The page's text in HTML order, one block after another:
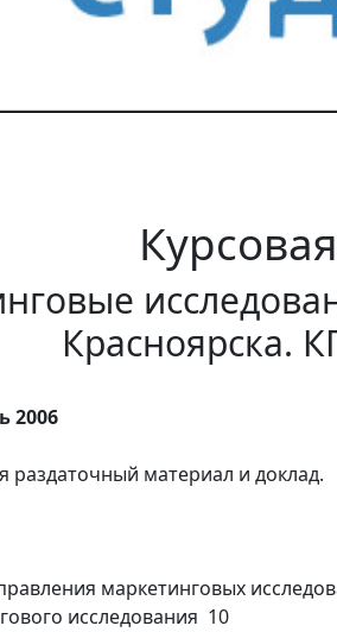
Курсовая
Красноярска.
2006
раздаточный материал и доклад.
маркетинговых
исследования 10